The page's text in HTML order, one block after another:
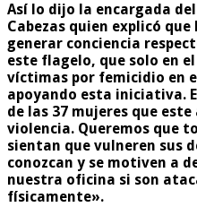
Así lo dijo la encargada
Cabezas quien explicó
generar conciencia
este flagelo, que solo en
víctimas por femicidio en
apoyando esta iniciativa.
de las 37 mujeres que
violencia. Queremos que
sientan que vulneren sus
conozcan y se motiven a
nuestra oficina si son
físicamente».